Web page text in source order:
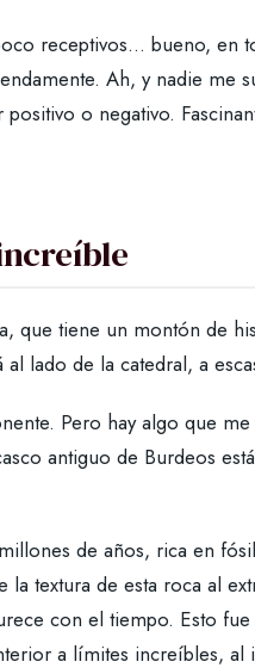
receptivos... bueno, en
Ah, y nadie me
o negativo.
que tiene un montón de
lado de la catedral, a
Pero hay algo que
antiguo de Burdeos
de años, rica en
textura de esta roca al
con el tiempo. Esto
a límites increíbles, al